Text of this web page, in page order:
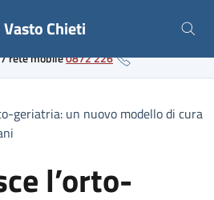
Chieti
/rete mobile0872 226
geriatria: un nuovo modello di cura
l’orto-